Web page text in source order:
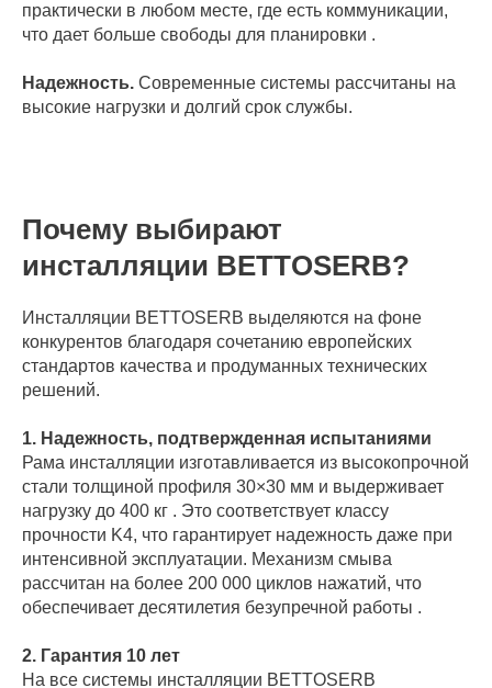
практически в любом месте, где есть коммуникации,
что дает больше свободы для планировки .
Надежность. Современные системы рассчитаны на
высокие нагрузки и долгий срок службы.
Почему выбирают
инсталляции BETTOSERB?
Инсталляции BETTOSERB выделяются на фоне
конкурентов благодаря сочетанию европейских
стандартов качества и продуманных технических
решений.
1. Надежность, подтвержденная испытаниями
Рама инсталляции изготавливается из высокопрочной
стали толщиной профиля 30×30 мм и выдерживает
нагрузку до 400 кг . Это соответствует классу
прочности K4, что гарантирует надежность даже при
интенсивной эксплуатации. Механизм смыва
рассчитан на более 200 000 циклов нажатий, что
обеспечивает десятилетия безупречной работы .
2. Гарантия 10 лет
На все системы инсталляции BETTOSERB